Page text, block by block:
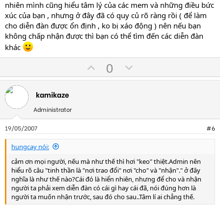
nhiên mình cũng hiểu tâm lý của các mem và những điều bức
xúc của bạn , nhưng ở đây đã có quy củ rõ ràng rồi ( để làm
cho diễn đàn được ổn định , ko bị xáo động ) nên nếu bạn
không chấp nhận được thì bạn có thể tìm đến các diễn đàn
khác
p
e
0
o
o
t
kamikaze
Administrator
19/05/2007 #6
hungcay nói:
cảm ơn mọi người, nếu mà như thế thì hơi "keo" thiệt.Admin nên
hiểu rõ câu "tinh thần là "nơi trao đổi" nơi "cho" và "nhận"." ở đây
nghĩa là như thế nào?Cái đó là hiển nhiên, nhưng để cho và nhận
người ta phải xem diễn đàn có cái gì hay cái đã, nói đúng hơn là
người ta muốn nhận trước, sau đó cho sau..Tâm lí ai chẳng thế.